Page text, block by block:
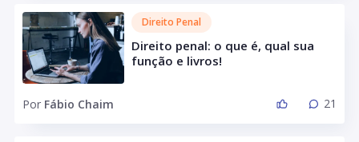
Direito Penal
Direito penal: o que é, qual sua
função e livros!
Por Fábio Chaim 21